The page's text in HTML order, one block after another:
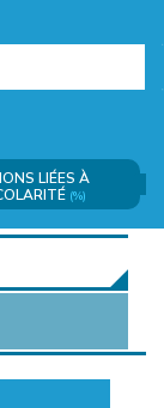
LIÉES À
(%)